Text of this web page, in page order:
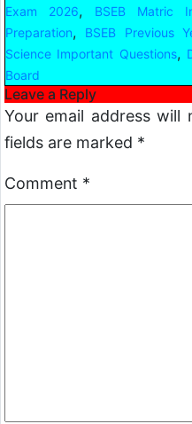
Exam 2026, BSEB Matric
Preparation, BSEB Previous
Science Important Questions,
Board
Leave a Reply
Your email address will
fields are marked *
Comment *